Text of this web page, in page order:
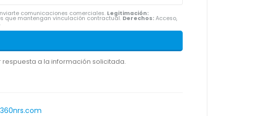
comunicaciones comerciales. Legitimación:
que mantengan vinculación contractual. Derechos: Acceso,
.
a la información solicitada.